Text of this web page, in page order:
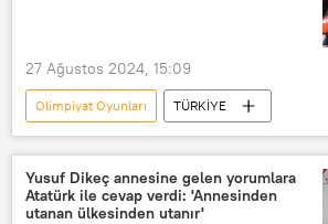
27 Ağustos 2024, 15:09
Olimpiyat Oyunları
TÜRKİYE
İstanbul
İstanbul Büyükşehir Belediyesi (İBB)
Ekrem İmamoğlu
CHP
Yusuf Dikeç annesine gelen yorumlara
Atatürk ile cevap verdi: 'Annesinden
utanan ülkesinden utanır'